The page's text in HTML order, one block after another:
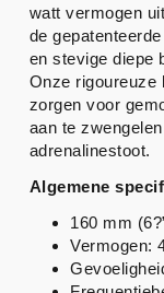
watt vermogen
de
en stevige diepe
Onze rigoureuze
zorgen voor
aan te
adrenalinestoot.
Algemene
160 mm
Vermogen: